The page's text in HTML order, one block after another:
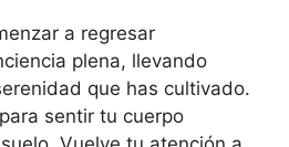
a regresar
plena, llevando
que has cultivado.
sentir tu cuerpo